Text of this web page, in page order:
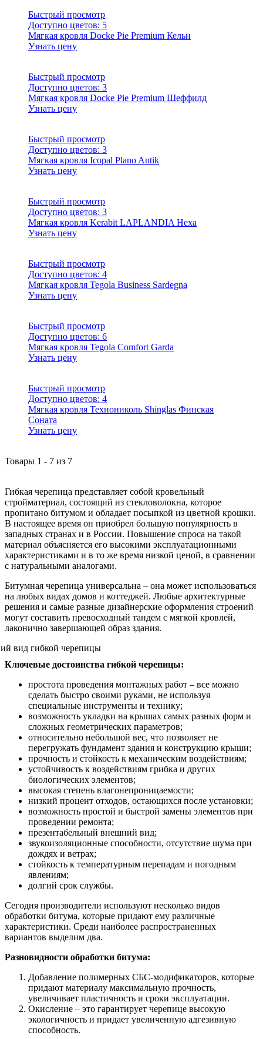
Быстрый просмотр
Доступно цветов: 5
Мягкая кровля Docke Pie Premium Кельн
Узнать цену
Быстрый просмотр
Доступно цветов: 3
Мягкая кровля Docke Pie Premium Шеффилд
Узнать цену
Быстрый просмотр
Доступно цветов: 3
Мягкая кровля Icopal Plano Antik
Узнать цену
Быстрый просмотр
Доступно цветов: 3
Мягкая кровля Kerabit LAPLANDIA Hexa
Узнать цену
Быстрый просмотр
Доступно цветов: 4
Мягкая кровля Tegola Business Sardegna
Узнать цену
Быстрый просмотр
Доступно цветов: 6
Мягкая кровля Tegola Comfort Garda
Узнать цену
Быстрый просмотр
Доступно цветов: 4
Мягкая кровля Технониколь Shinglas Финская
Соната
Узнать цену
Товары 1 - 7 из 7
Гибкая черепица представляет собой кровельный
стройматериал, состоящий из стекловолокна, которое
пропитано битумом и обладает посыпкой из цветной крошки.
В настоящее время он приобрел большую популярность в
западных странах и в России. Повышение спроса на такой
материал объясняется его высокими эксплуатационными
характеристиками и в то же время низкой ценой, в сравнении
с натуральными аналогами.
Битумная черепица универсальна – она может использоваться
на любых видах домов и коттеджей. Любые архитектурные
решения и самые разные дизайнерские оформления строений
могут составить превосходный тандем с мягкой кровлей,
лаконично завершающей образ здания.
Ключевые достоинства гибкой черепицы:
простота проведения монтажных работ – все можно
сделать быстро своими руками, не используя
специальные инструменты и технику;
возможность укладки на крышах самых разных форм и
сложных геометрических параметров;
относительно небольшой вес, что позволяет не
перегружать фундамент здания и конструкцию крыши;
прочность и стойкость к механическим воздействиям;
устойчивость к воздействиям грибка и других
биологических элементов;
высокая степень влагонепроницаемости;
низкий процент отходов, остающихся после установки;
возможность простой и быстрой замены элементов при
проведении ремонта;
презентабельный внешний вид;
звукоизоляционные способности, отсутствие шума при
дождях и ветрах;
стойкость к температурным перепадам и погодным
явлениям;
долгий срок службы.
Сегодня производители используют несколько видов
обработки битума, которые придают ему различные
характеристики. Среди наиболее распространенных
вариантов выделим два.
Разновидности обработки битума:
Добавление полимерных СБС-модификаторов, которые
придают материалу максимальную прочность,
увеличивает пластичность и сроки эксплуатации.
Окисление – это гарантирует черепице высокую
экологичность и придает увеличенную адгезивную
способность.